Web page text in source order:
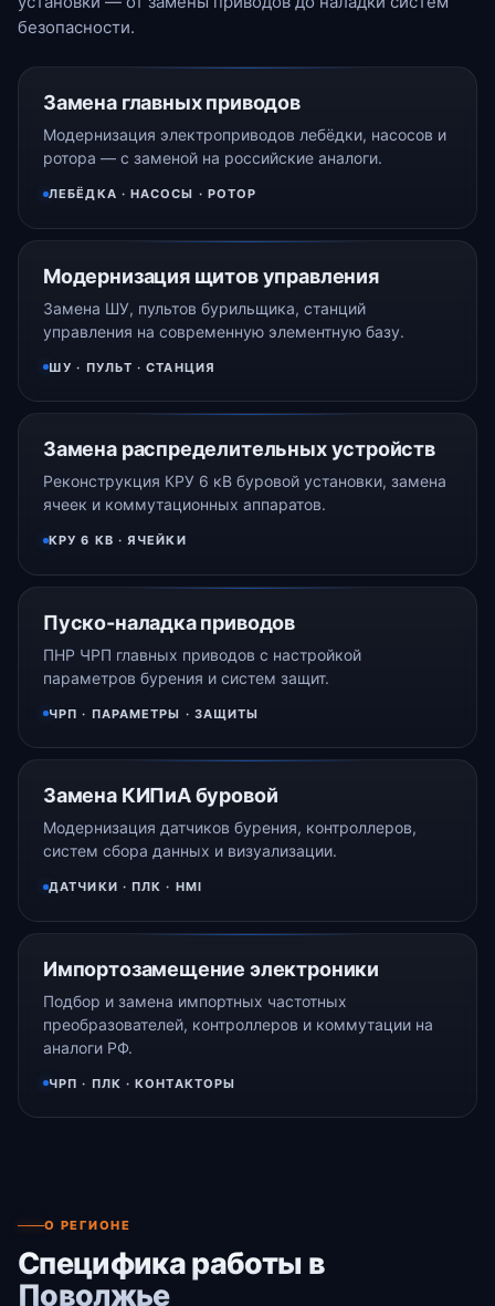
безопасности.
Замена главных приводов
Модернизация электроприводов лебёдки, насосов и
ротора — с заменой на российские аналоги.
ЛЕБЁДКА · НАСОСЫ · РОТОР
Модернизация щитов управления
Замена ШУ, пультов бурильщика, станций
управления на современную элементную базу.
ШУ · ПУЛЬТ · СТАНЦИЯ
Замена распределительных устройств
Реконструкция КРУ 6 кВ буровой установки, замена
ячеек и коммутационных аппаратов.
КРУ 6 КВ · ЯЧЕЙКИ
Пуско-наладка приводов
ПНР ЧРП главных приводов с настройкой
параметров бурения и систем защит.
ЧРП · ПАРАМЕТРЫ · ЗАЩИТЫ
Замена КИПиА буровой
Модернизация датчиков бурения, контроллеров,
систем сбора данных и визуализации.
ДАТЧИКИ · ПЛК · HMI
Импортозамещение электроники
Подбор и замена импортных частотных
преобразователей, контроллеров и коммутации на
аналоги РФ.
ЧРП · ПЛК · КОНТАКТОРЫ
О РЕГИОНЕ
Специфика работы в
Поволжье